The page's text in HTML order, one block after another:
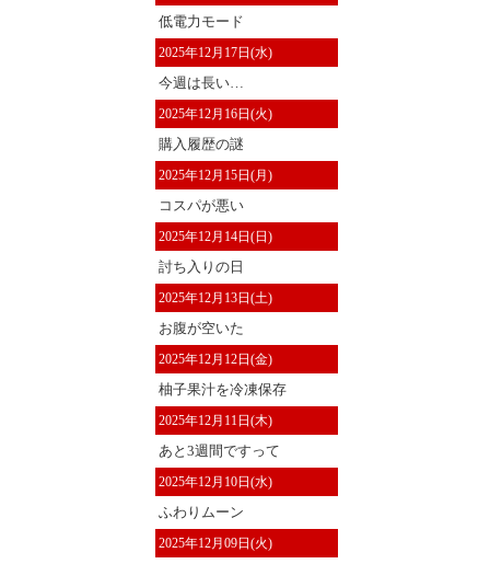
低電力モード
2025年12月17日(水)
今週は長い…
2025年12月16日(火)
購入履歴の謎
2025年12月15日(月)
コスパが悪い
2025年12月14日(日)
討ち入りの日
2025年12月13日(土)
お腹が空いた
2025年12月12日(金)
柚子果汁を冷凍保存
2025年12月11日(木)
あと3週間ですって
2025年12月10日(水)
ふわりムーン
2025年12月09日(火)